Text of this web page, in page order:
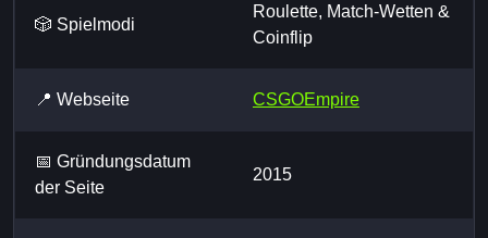
🎲 Spielmodi
Roulette, Match-Wetten &
Coinflip
📍 Webseite CSGOEmpire
📅 Gründungsdatum
der Seite
2015